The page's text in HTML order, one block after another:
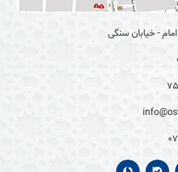
- خیابان سنگی